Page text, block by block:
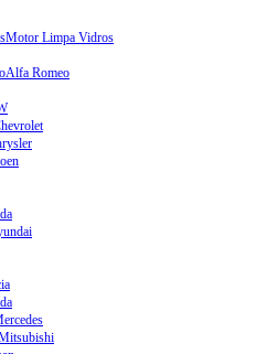
Motor Limpa Vidros
Alfa Romeo